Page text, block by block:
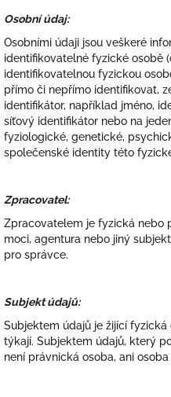
Osobní údaj:
Osobními údaji jsou veškeré
identifikovatelné fyzické osobě
identifikovatelnou fyzickou
přímo či nepřímo identifikovat,
identifikátor, například jméno,
síťový identifikátor nebo na
fyziologické, genetické,
společenské identity této
Zpracovatel:
Zpracovatelem je fyzická nebo
moci, agentura nebo jiný
pro správce.
Subjekt údajů:
Subjektem údajů je žijící
týkají. Subjektem údajů, který
není právnická osoba, ani osoba